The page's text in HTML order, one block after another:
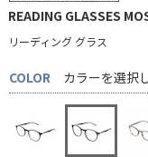
READING GLASSES
リーディング グラス
COLOR
カラーを選択